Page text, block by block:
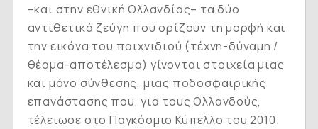
–και στην εθνική Ολλανδίας– τα δύο
αντιθετικά ζεύγη που ορίζουν τη μορφή και
την εικόνα του παιχνιδιού (τέχνη-δύναμη /
θέαμα-αποτέλεσμα) γίνονται στοιχεία μιας
και μόνο σύνθεσης, μιας ποδοσφαιρικής
επανάστασης που, για τους Ολλανδούς,
τέλειωσε στο Παγκόσμιο Κύπελλο του 2010.